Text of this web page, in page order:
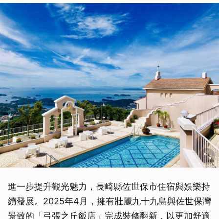
進一步提升觀光魅力，長崎縣佐世保市住宿與娛樂持
續發展。2025年4月，擁有壯麗九十九島與佐世保灣
景致的「弓張之丘飯店」完成裝修翻新，以更加舒適